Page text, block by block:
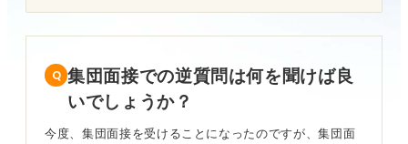
集団面接での逆質問は何を聞けば良
いでしょうか？
今度、集団面接を受けることになったのですが、集団面